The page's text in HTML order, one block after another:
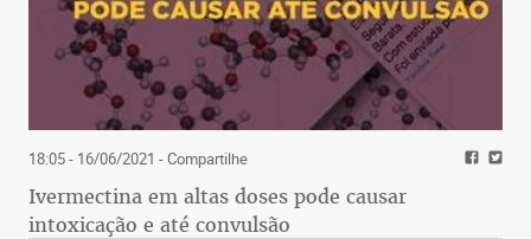
18:05 - 16/06/2021 - Compartilhe
Ivermectina em altas doses pode causar
intoxicação e até convulsão